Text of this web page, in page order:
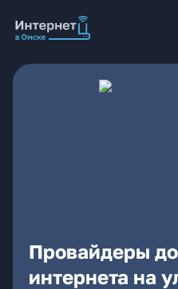
Провайдеры
интернета на